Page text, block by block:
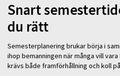
Snart
du rätt
Semesterplanering brukar börja i
ihop bemanningen när många vill
krävs både framförhållning och koll